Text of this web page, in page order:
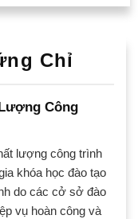
Chỉ
Công
lượng công trình
khóa học đào tạo
do các cở sở đào
vụ hoàn công và